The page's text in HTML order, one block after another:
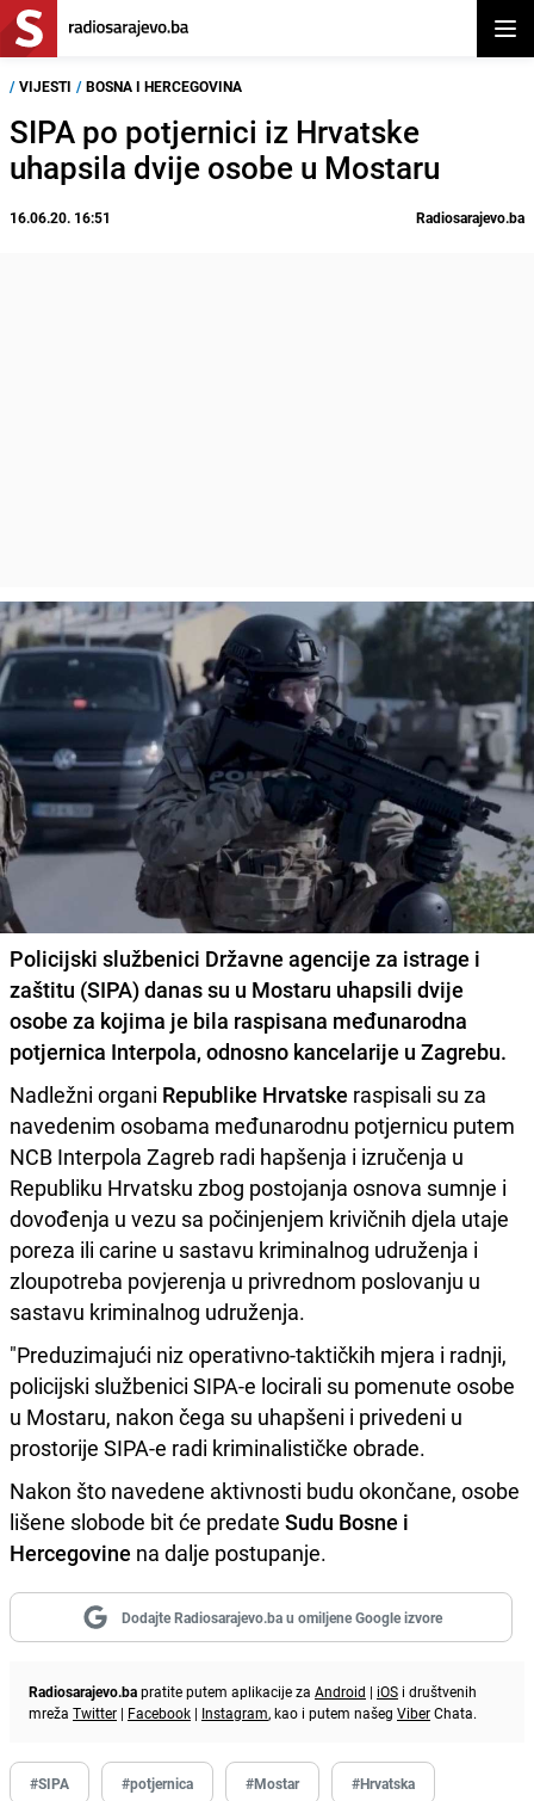
/ VIJESTI / BOSNA I HERCEGOVINA
SIPA po potjernici iz Hrvatske
uhapsila dvije osobe u Mostaru
16.06.20. 16:51 Radiosarajevo.ba
Policijski službenici Državne agencije za istrage i
zaštitu (SIPA) danas su u Mostaru uhapsili dvije
osobe za kojima je bila raspisana međunarodna
potjernica Interpola, odnosno kancelarije u Zagrebu.
Nadležni organi Republike Hrvatske raspisali su za
navedenim osobama međunarodnu potjernicu putem
NCB Interpola Zagreb radi hapšenja i izručenja u
Republiku Hrvatsku zbog postojanja osnova sumnje i
dovođenja u vezu sa počinjenjem krivičnih djela utaje
poreza ili carine u sastavu kriminalnog udruženja i
zloupotreba povjerenja u privrednom poslovanju u
sastavu kriminalnog udruženja.
"Preduzimajući niz operativno-taktičkih mjera i radnji,
policijski službenici SIPA-e locirali su pomenute osobe
u Mostaru, nakon čega su uhapšeni i privedeni u
prostorije SIPA-e radi kriminalističke obrade.
Nakon što navedene aktivnosti budu okončane, osobe
lišene slobode bit će predate Sudu Bosne i
Hercegovine na dalje postupanje.
Dodajte Radiosarajevo.ba u omiljene Google izvore
Radiosarajevo.bapratite putem aplikacije za Android | iOS i društvenih
mreža Twitter | Facebook | Instagram, kao i putem našeg ViberChata.
#SIPA #potjernica #Mostar #Hrvatska